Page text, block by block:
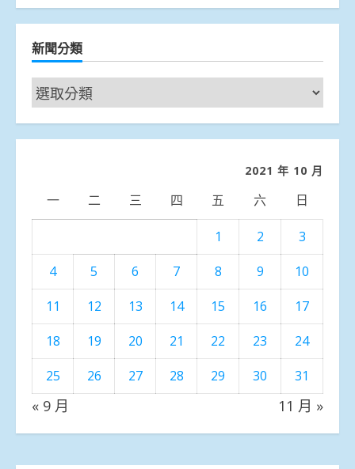
新聞分類
新
聞
分
2021 年 10 月
一 二 三 四 五 六 日
1 2
3
4
5 6 7 8 9
10
11
12 13 14 15 16
17
18
19 20 21 22 23
24
25
26 27 28 29 30 31
« 9 月 11 月 »